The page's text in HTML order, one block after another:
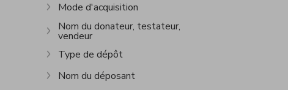
Show more
Mode d'acquisition
Show more
Nom du donateur, testateur,
vendeur
Show more
Type de dépôt
Show more
Nom du déposant